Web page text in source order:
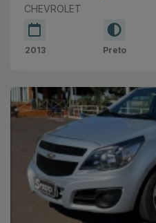
CHEVROLET
2013 Preto